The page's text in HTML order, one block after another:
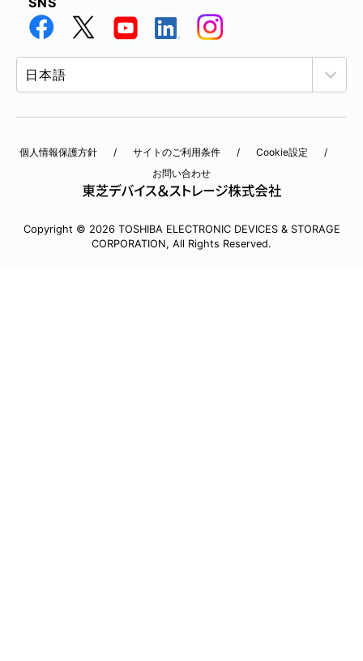
個人情報保護方針 サイトのご利用条件
Cookie設定
お問い合わせ
Copyright © 2026 TOSHIBA ELECTRONIC DEVICES & STORAGE
CORPORATION, All Rights Reserved.